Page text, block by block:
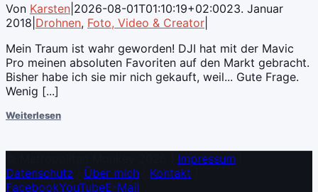
Von Karsten 2026-08-01T01:10:19+02:0023. Januar
2018 Drohnen, Foto, Video & Creator
Mein Traum ist wahr geworden! DJI hat mit der Mavic
Pro meinen absoluten Favoriten auf den Markt gebracht.
Bisher habe ich sie mir nich gekauft, weil... Gute Frage.
Wenig [...]
Weiterlesen
Impressum
Datenschutz
Über mich Kontakt
FacebookYouTubeE-Mail